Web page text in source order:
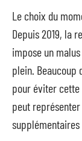
Le choix du
Depuis 2019, la
impose un
plein. Beaucoup
pour éviter
peut représenter
supplémentaires